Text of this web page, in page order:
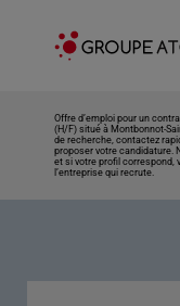
Offre d’emploi pour un
(H/F) situé à Montbonnot-
de recherche, contactez
proposer votre candidature.
et si votre profil correspond,
l’entreprise qui recrute.